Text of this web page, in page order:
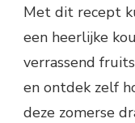
Met dit recept
een heerlijke
verrassend
en ontdek zelf
deze zomerse